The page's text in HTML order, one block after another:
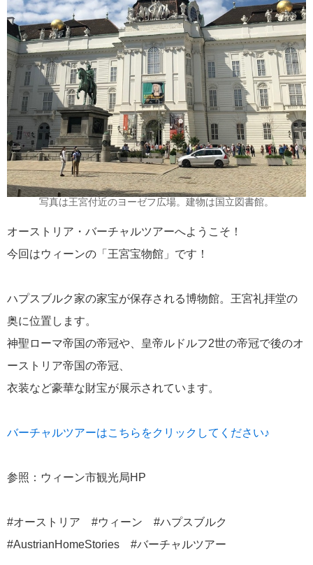
写真は王宮付近のヨーゼフ広場。建物は国立図書館。
オーストリア・バーチャルツアーへようこそ！
今回はウィーンの「王宮宝物館」です！
ハプスブルク家の家宝が保存される博物館。王宮礼拝堂の
奥に位置します。
神聖ローマ帝国の帝冠や、皇帝ルドルフ2世の帝冠で後のオ
ーストリア帝国の帝冠、
衣装など豪華な財宝が展示されています。
バーチャルツアーはこちらをクリックしてください♪
参照：ウィーン市観光局HP
#オーストリア #ウィーン #ハプスブルク
#AustrianHomeStories #バーチャルツアー